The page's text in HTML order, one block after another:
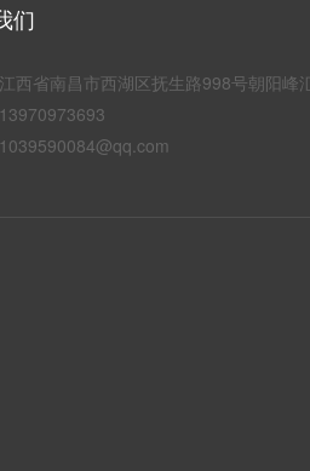
们
西省南昌市西湖区抚生路998号朝阳峰